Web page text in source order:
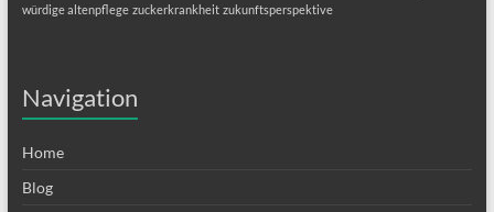
würdige altenpflege zuckerkrankheit zukunftsperspektive
Navigation
Home
Blog